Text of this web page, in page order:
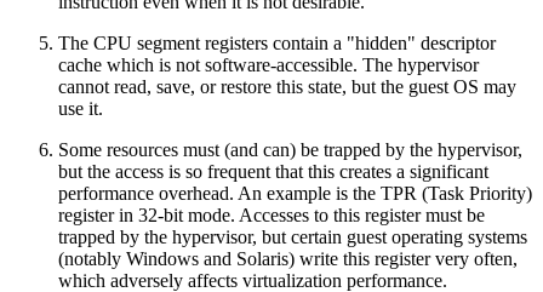
The CPU segment registers contain a "hidden" descriptor
cache which is not software-accessible. The hypervisor
cannot read, save, or restore this state, but the guest OS may
use it.
Some resources must (and can) be trapped by the hypervisor,
but the access is so frequent that this creates a significant
performance overhead. An example is the TPR (Task Priority)
register in 32-bit mode. Accesses to this register must be
trapped by the hypervisor, but certain guest operating systems
(notably Windows and Solaris) write this register very often,
which adversely affects virtualization performance.